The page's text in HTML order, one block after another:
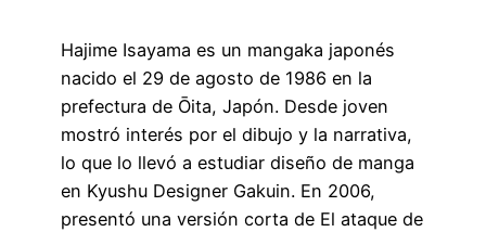
Hajime Isayama es un mangaka japonés
nacido el 29 de agosto de 1986 en la
prefectura de Ōita, Japón. Desde joven
mostró interés por el dibujo y la narrativa,
lo que lo llevó a estudiar diseño de manga
en Kyushu Designer Gakuin. En 2006,
presentó una versión corta de El ataque de